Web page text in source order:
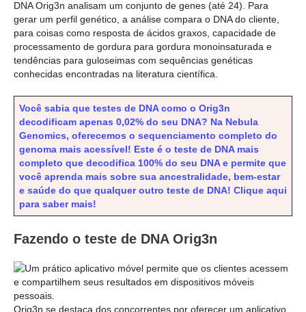
DNA Orig3n analisam um conjunto de genes (até 24). Para
gerar um perfil genético, a análise compara o DNA do cliente,
para coisas como resposta de ácidos graxos, capacidade de
processamento de gordura para gordura monoinsaturada e
tendências para guloseimas com sequências genéticas
conhecidas encontradas na literatura científica.
Você sabia que testes de DNA como o Orig3n
decodificam apenas 0,02% do seu DNA? Na Nebula
Genomics, oferecemos o sequenciamento completo do
genoma mais acessível! Este é o teste de DNA mais
completo que decodifica 100% do seu DNA e permite que
você aprenda mais sobre sua ancestralidade, bem-estar
e saúde do que qualquer outro teste de DNA! Clique aqui
para saber mais!
Fazendo o teste de DNA Orig3n
Orig3n se destaca dos concorrentes por oferecer um aplicativo